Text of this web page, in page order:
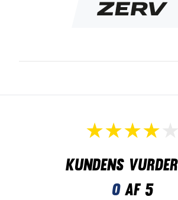
Kundens
0af 5